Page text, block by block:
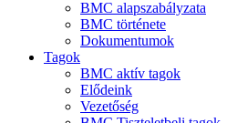
BMC alapszabályzata
BMC története
Dokumentumok
Tagok
BMC aktív tagok
Elődeink
Vezetőség